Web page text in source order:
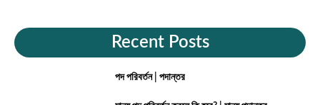
Recent Posts
পদ পরিবর্তন | পদান্তর